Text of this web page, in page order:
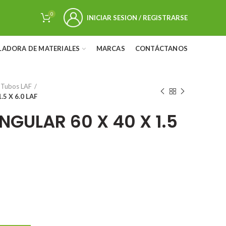
0 INICIAR SESION / REGISTRARSE
DE MATERIALES MARCAS CONTÁCTANOS
Tubos LAF
X 6.0 LAF
60 X 40 X 1.5